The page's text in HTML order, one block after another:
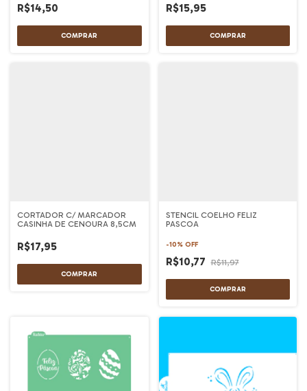
R$14,50 R$15,95
CORTADOR C/ MARCADOR
CASINHA DE CENOURA 8,5CM
R$17,95
STENCIL COELHO FELIZ
PASCOA
-10% OFF
R$10,77 R$11,97